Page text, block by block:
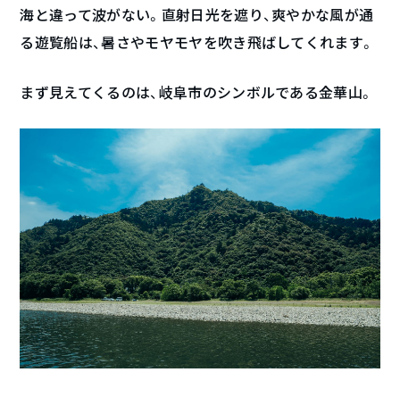
海と違って波がない。直射日光を遮り、爽やかな風が通
る遊覧船は、暑さやモヤモヤを吹き飛ばしてくれます。
まず見えてくるのは、岐阜市のシンボルである金華山。